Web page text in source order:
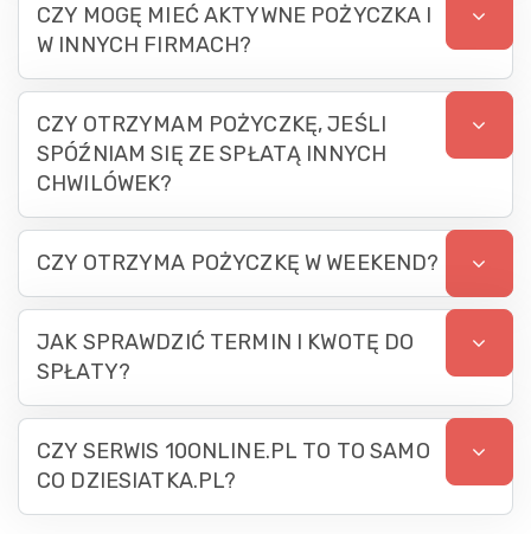
CZY MOGĘ MIEĆ AKTYWNE POŻYCZKA I
W INNYCH FIRMACH?
CZY OTRZYMAM POŻYCZKĘ, JEŚLI
SPÓŹNIAM SIĘ ZE SPŁATĄ INNYCH
CHWILÓWEK?
CZY OTRZYMA POŻYCZKĘ W WEEKEND?
JAK SPRAWDZIĆ TERMIN I KWOTĘ DO
SPŁATY?
CZY SERWIS 10ONLINE.PL TO TO SAMO
CO DZIESIATKA.PL?